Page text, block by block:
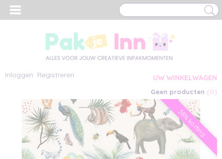
Inloggen Registreren UW WINKELWAGEN
Geen producten (0)
38% korting